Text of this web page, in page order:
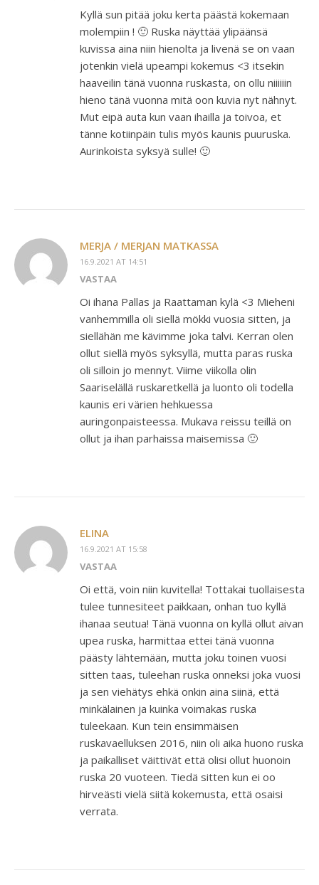
Kyllä sun pitää joku kerta päästä kokemaan
molempiin ! 🙂 Ruska näyttää ylipäänsä
kuvissa aina niin hienolta ja livenä se on vaan
jotenkin vielä upeampi kokemus <3 itsekin
haaveilin tänä vuonna ruskasta, on ollu niiiiiin
hieno tänä vuonna mitä oon kuvia nyt nähnyt.
Mut eipä auta kun vaan ihailla ja toivoa, et
tänne kotiinpäin tulis myös kaunis puuruska.
Aurinkoista syksyä sulle! 🙂
MERJA / MERJAN MATKASSA
16.9.2021 AT 14:51
VASTAA
Oi ihana Pallas ja Raattaman kylä <3 Mieheni
vanhemmilla oli siellä mökki vuosia sitten, ja
siellähän me kävimme joka talvi. Kerran olen
ollut siellä myös syksyllä, mutta paras ruska
oli silloin jo mennyt. Viime viikolla olin
Saariselällä ruskaretkellä ja luonto oli todella
kaunis eri värien hehkuessa
auringonpaisteessa. Mukava reissu teillä on
ollut ja ihan parhaissa maisemissa 🙂
ELINA
16.9.2021 AT 15:58
VASTAA
Oi että, voin niin kuvitella! Tottakai tuollaisesta
tulee tunnesiteet paikkaan, onhan tuo kyllä
ihanaa seutua! Tänä vuonna on kyllä ollut aivan
upea ruska, harmittaa ettei tänä vuonna
päästy lähtemään, mutta joku toinen vuosi
sitten taas, tuleehan ruska onneksi joka vuosi
ja sen viehätys ehkä onkin aina siinä, että
minkälainen ja kuinka voimakas ruska
tuleekaan. Kun tein ensimmäisen
ruskavaelluksen 2016, niin oli aika huono ruska
ja paikalliset väittivät että olisi ollut huonoin
ruska 20 vuoteen. Tiedä sitten kun ei oo
hirveästi vielä siitä kokemusta, että osaisi
verrata.